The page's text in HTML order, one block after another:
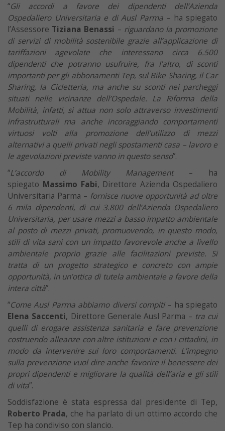
“Gli accordi a favore dei dipendenti dell’Azienda
Ospedaliero Universitaria e di Ausl Parma – ha spiegato
l’Assessore Tiziana Benassi – riguardano la promozione
di servizi di mobilità sostenibile grazie all’applicazione di
tariffazioni agevolate che interessano circa 6.500
dipendenti che potranno usufruire, fra l’altro, di sconti
importanti per gli abbonamenti Tep, sul Bike Sharing, il Car
Sharing, la Cicletteria, ma anche su sconti nei parcheggi
situati nelle vicinanze dell’Ospedale. La Riforma della
Mobilità, infatti, si attua non solo attraverso investimenti
infrastrutturali ma anche incoraggiando comportamenti
virtuosi volti alla promozione dell’utilizzo di mezzi
alternativi a quelli privati negli spostamenti casa – lavoro e
le agevolazioni previste vanno in questo senso”.
“L’accordo di Mobility Management– ha
spiegato Massimo Fabi, Direttore Azienda Ospedaliero
Universitaria Parma – fornisce nuove opportunità ad oltre
6 mila dipendenti, di cui 3.800 dell’Azienda Ospedaliero
Universitaria, per usare mezzi a basso impatto ambientale
al posto di mezzi privati, promuovendo, in questo modo,
stili di vita sani con un impatto favorevole anche a livello
ambientale proprio grazie alle facilitazioni previste. Si
tratta di un progetto strategico e concreto con ampie
opportunità, in un’ottica di tutela ambientale a favore della
intera città”.
“Come Ausl Parma abbiamo diversi compiti– ha spiegato
Elena Saccenti, Direttore Generale Ausl Parma – tra cui
quelli di erogare assistenza sanitaria e fare prevenzione
costruendo alleanze con altre istituzioni e con i cittadini, in
modo da intervenire sui loro comportamenti. L’impegno
sulla prevenzione vuol dire anche favorire il benessere dei
propri dipendenti e migliorare la qualità dell’aria e gli stili
di vita”.
Soddisfazione è stata espressa dal presidente di Tep,
Roberto Prada, che ha parlato di un ottimo accordo che
Tep ha condiviso con slancio.